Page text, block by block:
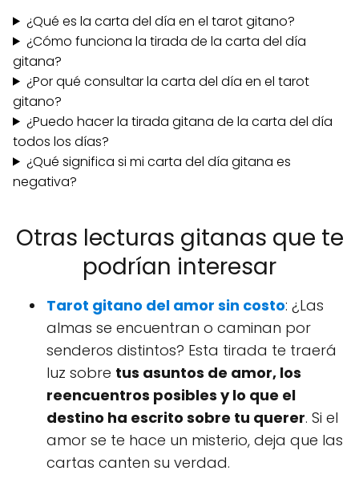
¿Qué es la carta del día en el tarot gitano?
¿Cómo funciona la tirada de la carta del día
gitana?
¿Por qué consultar la carta del día en el tarot
gitano?
¿Puedo hacer la tirada gitana de la carta del día
todos los días?
¿Qué significa si mi carta del día gitana es
negativa?
Otras lecturas gitanas que te
podrían interesar
Tarot gitano del amor sin costo: ¿Las
almas se encuentran o caminan por
senderos distintos? Esta tirada te traerá
luz sobre tus asuntos de amor, los
reencuentros posibles y lo que el
destino ha escrito sobre tu querer. Si el
amor se te hace un misterio, deja que las
cartas canten su verdad.